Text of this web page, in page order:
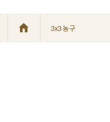
3x3 농구